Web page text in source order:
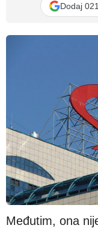
Dodaj
Međutim, ona